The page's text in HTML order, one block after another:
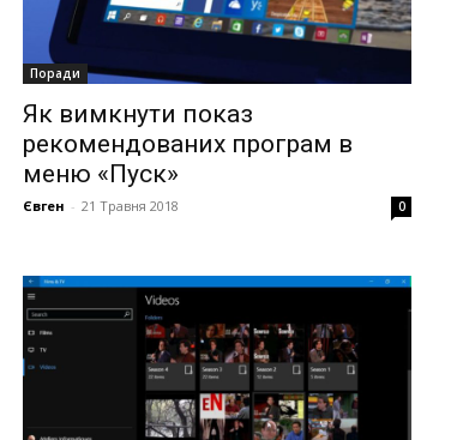
Поради
Як вимкнути показ
рекомендованих програм в
меню «Пуск»
Євген - 21 Травня 2018 0